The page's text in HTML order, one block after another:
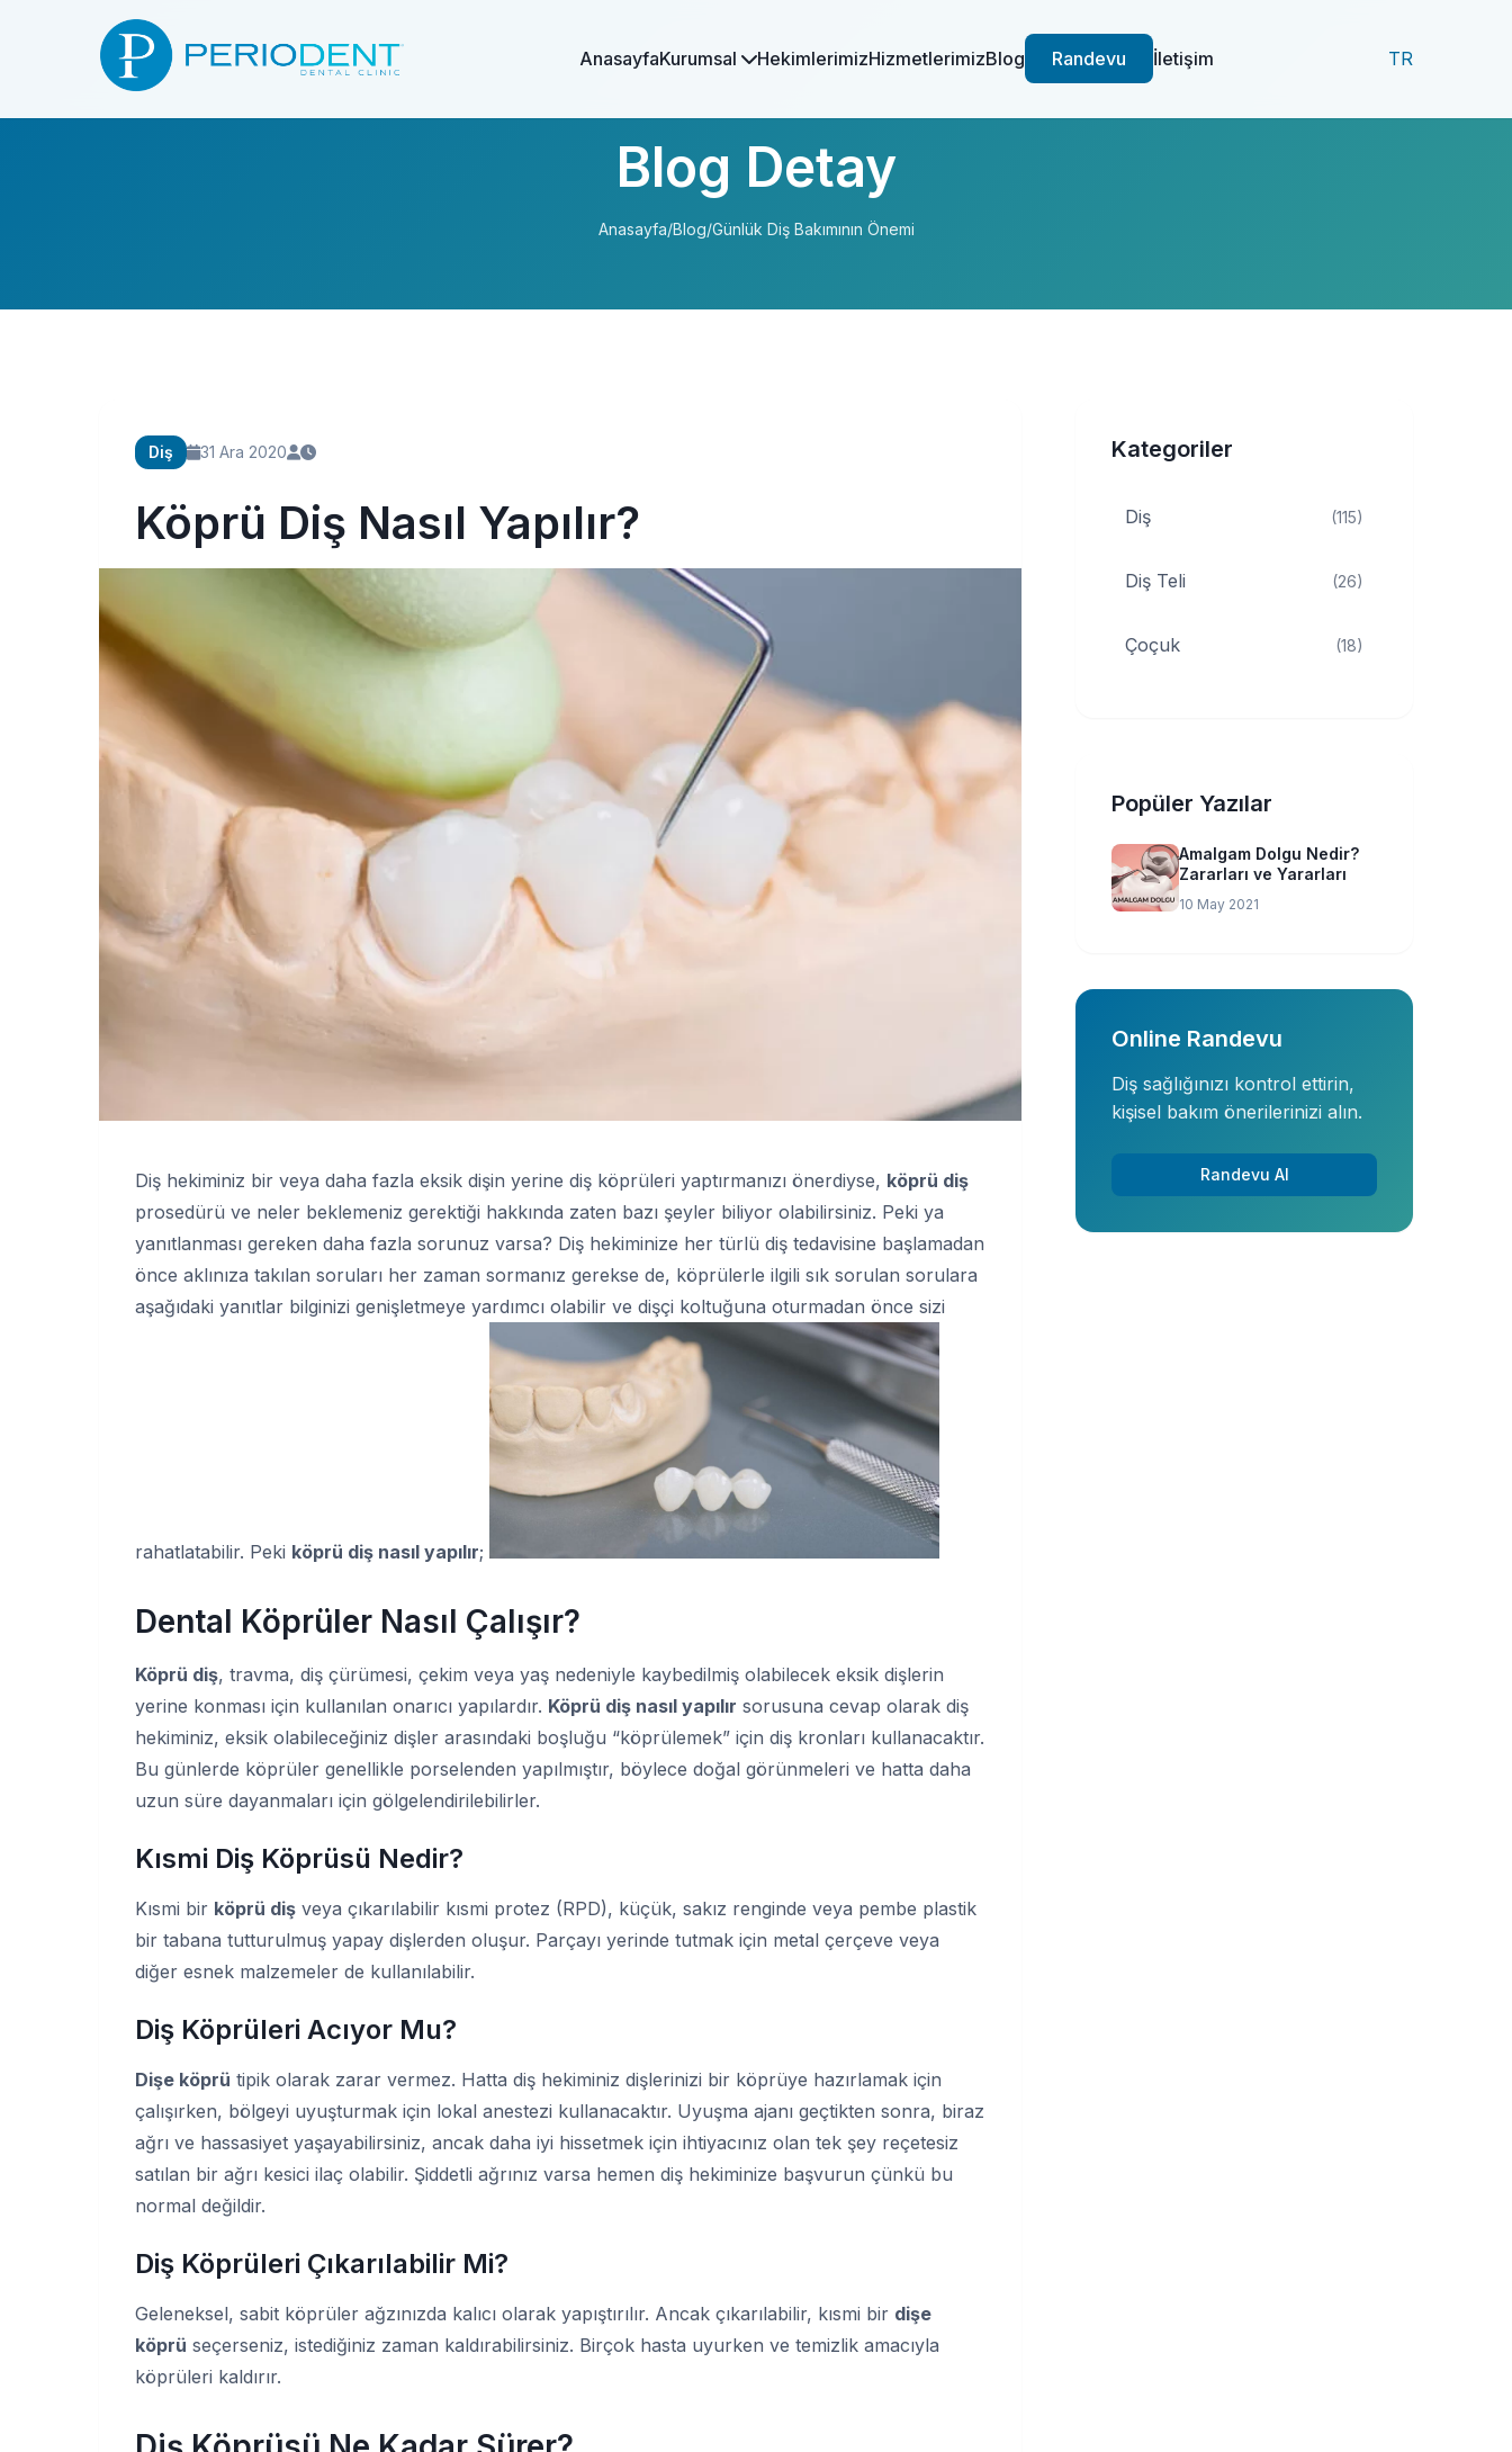
AnasayfaKurumsal HekimlerimizHizmetlerimizBlog Randevu İletişim TR
Blog Detay
Anasayfa/Blog/Günlük Diş Bakımının Önemi
Diş 31 Ara 2020
Köprü Diş Nasıl Yapılır?
Diş hekiminiz bir veya daha fazla eksik dişin yerine diş köprüleri yaptırmanızı önerdiyse, köprü diş
prosedürü ve neler beklemeniz gerektiği hakkında zaten bazı şeyler biliyor olabilirsiniz. Peki ya
yanıtlanması gereken daha fazla sorunuz varsa? Diş hekiminize her türlü diş tedavisine başlamadan
önce aklınıza takılan soruları her zaman sormanız gerekse de, köprülerle ilgili sık sorulan sorulara
aşağıdaki yanıtlar bilginizi genişletmeye yardımcı olabilir ve dişçi koltuğuna oturmadan önce sizi
rahatlatabilir. Peki köprü diş nasıl yapılır;
Dental Köprüler Nasıl Çalışır?
Köprü diş, travma, diş çürümesi, çekim veya yaş nedeniyle kaybedilmiş olabilecek eksik dişlerin
yerine konması için kullanılan onarıcı yapılardır. Köprü diş nasıl yapılır sorusuna cevap olarak diş
hekiminiz, eksik olabileceğiniz dişler arasındaki boşluğu “köprülemek” için diş kronları kullanacaktır.
Bu günlerde köprüler genellikle porselenden yapılmıştır, böylece doğal görünmeleri ve hatta daha
uzun süre dayanmaları için gölgelendirilebilirler.
Kısmi Diş Köprüsü Nedir?
Kısmi bir köprü diş veya çıkarılabilir kısmi protez (RPD), küçük, sakız renginde veya pembe plastik
bir tabana tutturulmuş yapay dişlerden oluşur. Parçayı yerinde tutmak için metal çerçeve veya
diğer esnek malzemeler de kullanılabilir.
Diş Köprüleri Acıyor Mu?
Dişe köprü tipik olarak zarar vermez. Hatta diş hekiminiz dişlerinizi bir köprüye hazırlamak için
çalışırken, bölgeyi uyuşturmak için lokal anestezi kullanacaktır. Uyuşma ajanı geçtikten sonra, biraz
ağrı ve hassasiyet yaşayabilirsiniz, ancak daha iyi hissetmek için ihtiyacınız olan tek şey reçetesiz
satılan bir ağrı kesici ilaç olabilir. Şiddetli ağrınız varsa hemen diş hekiminize başvurun çünkü bu
normal değildir.
Diş Köprüleri Çıkarılabilir Mi?
Geleneksel, sabit köprüler ağzınızda kalıcı olarak yapıştırılır. Ancak çıkarılabilir, kısmi bir dişe
köprü seçerseniz, istediğiniz zaman kaldırabilirsiniz. Birçok hasta uyurken ve temizlik amacıyla
köprüleri kaldırır.
Kategoriler
Diş (115)
Diş Teli (26)
Çoçuk (18)
Popüler Yazılar
Amalgam Dolgu Nedir?
Zararları ve Yararları
10 May 2021
Online Randevu
Diş sağlığınızı kontrol ettirin,
kişisel bakım önerilerinizi alın.
Randevu Al